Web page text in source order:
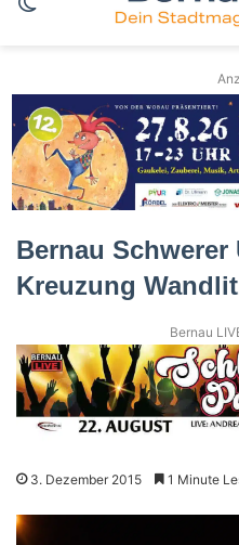
Bernau Schwerer
Kreuzung
Bernau
3. Dezember 2015 1 Minute